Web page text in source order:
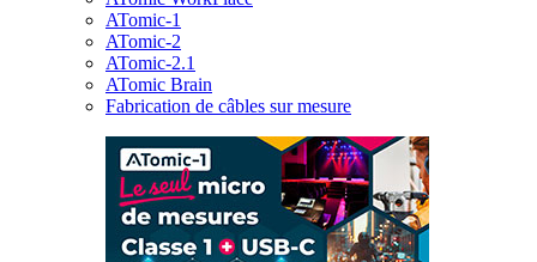
ATomic-1
ATomic-2
ATomic-2.1
ATomic Brain
Fabrication de câbles sur mesure